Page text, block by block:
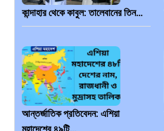
কান্দাহার থেকে কাবুল: তালেবানের তিন…
আন্তর্জাতিক প্রতিবেদন: এশিয়া
মহাদেশের ৪৯টি…